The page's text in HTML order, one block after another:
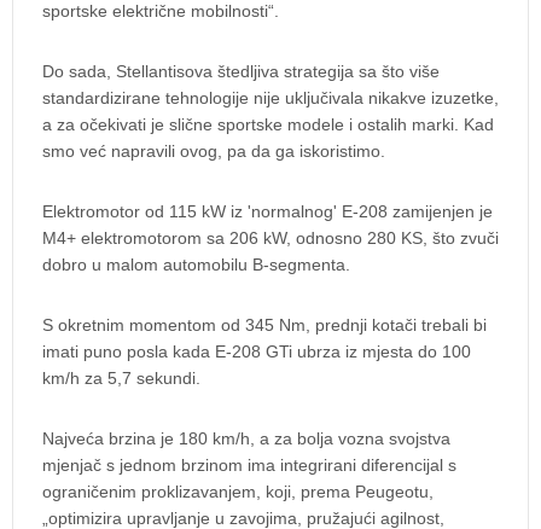
sportske električne mobilnosti“.
Do sada, Stellantisova štedljiva strategija sa što više
standardizirane tehnologije nije uključivala nikakve izuzetke,
a za očekivati je slične sportske modele i ostalih marki. Kad
smo već napravili ovog, pa da ga iskoristimo.
Elektromotor od 115 kW iz 'normalnog' E-208 zamijenjen je
M4+ elektromotorom sa 206 kW, odnosno 280 KS, što zvuči
dobro u malom automobilu B-segmenta.
S okretnim momentom od 345 Nm, prednji kotači trebali bi
imati puno posla kada E-208 GTi ubrza iz mjesta do 100
km/h za 5,7 sekundi.
Najveća brzina je 180 km/h, a za bolja vozna svojstva
mjenjač s jednom brzinom ima integrirani diferencijal s
ograničenim proklizavanjem, koji, prema Peugeotu,
„optimizira upravljanje u zavojima, pružajući agilnost,